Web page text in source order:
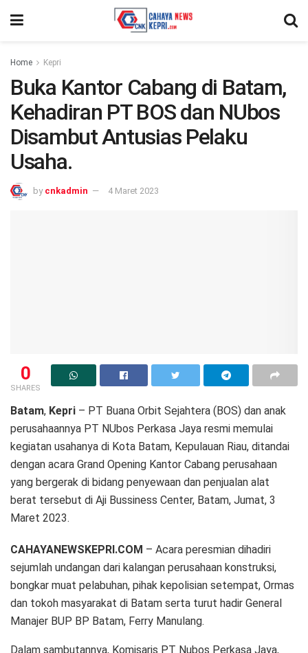
Home Kepri
Buka Kantor Cabang di Batam,
Kehadiran PT BOS dan NUbos
Disambut Antusias Pelaku
Usaha.
by cnkadmin 4 Maret 2023
0
SHARES
Batam, Kepri – PT Buana Orbit Sejahtera (BOS) dan anak
perusahaannya PT NUbos Perkasa Jaya resmi memulai
kegiatan usahanya di Kota Batam, Kepulauan Riau, ditandai
dengan acara Grand Opening Kantor Cabang perusahaan
yang bergerak di bidang penyewaan dan penjualan alat
berat tersebut di Aji Bussiness Center, Batam, Jumat, 3
Maret 2023.
CAHAYANEWSKEPRI.COM – Acara peresmian dihadiri
sejumlah undangan dari kalangan perusahaan konstruksi,
bongkar muat pelabuhan, pihak kepolisian setempat, Ormas
dan tokoh masyarakat di Batam serta turut hadir General
Manajer BUP BP Batam, Ferry Manulang.
Dalam sambutannya, Komisaris PT Nubos Perkasa Jaya,